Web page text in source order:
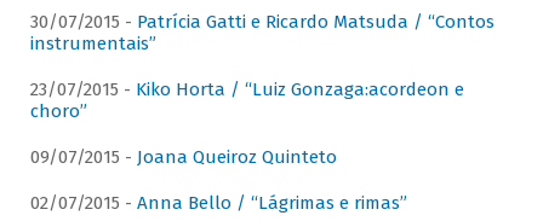
30/07/2015 - Patrícia Gatti e Ricardo Matsuda / “Contos
instrumentais”
23/07/2015 - Kiko Horta / “Luiz Gonzaga:acordeon e
choro”
09/07/2015 - Joana Queiroz Quinteto
02/07/2015 - Anna Bello / “Lágrimas e rimas”